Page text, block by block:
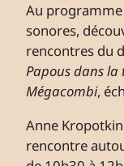
Au programme
sonores,
rencontres du
Papous dans la
Mégacombi,
Anne
rencontre